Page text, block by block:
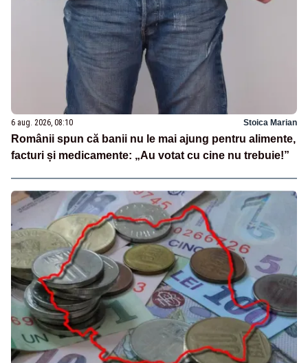
6 aug. 2026, 08:10 Stoica Marian
Românii spun că banii nu le mai ajung pentru alimente,
facturi și medicamente: „Au votat cu cine nu trebuie!”